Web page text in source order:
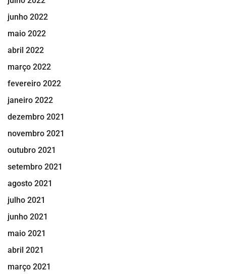
junho 2022
maio 2022
abril 2022
março 2022
fevereiro 2022
janeiro 2022
dezembro 2021
novembro 2021
outubro 2021
setembro 2021
agosto 2021
julho 2021
junho 2021
maio 2021
abril 2021
março 2021